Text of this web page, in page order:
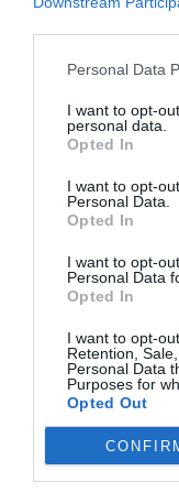
Personal Data
I want to opt-
personal data.
Opted In
I want to opt-
Personal Data.
Opted In
I want to opt-
Personal Data
Opted In
I want to opt-
Retention,
Personal Data
Purposes for
Opted Out
ELS
AVUI